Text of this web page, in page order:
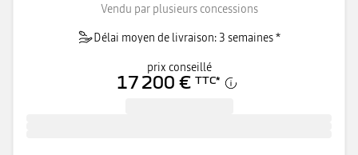
Vendu par plusieurs concessions
Délai moyen de livraison: 3 semaines *
prix conseillé
17 200 € TTC*